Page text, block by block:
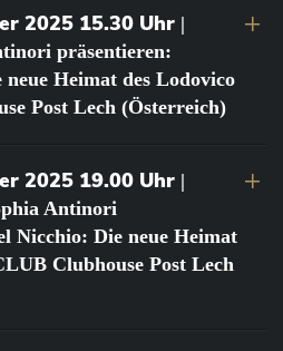
2025 15.30 Uhr |
präsentieren:
Heimat des Lodovico
Post Lech (Österreich)
2025 19.00 Uhr |
Antinori
Nicchio: Die neue Heimat
Clubhouse Post Lech